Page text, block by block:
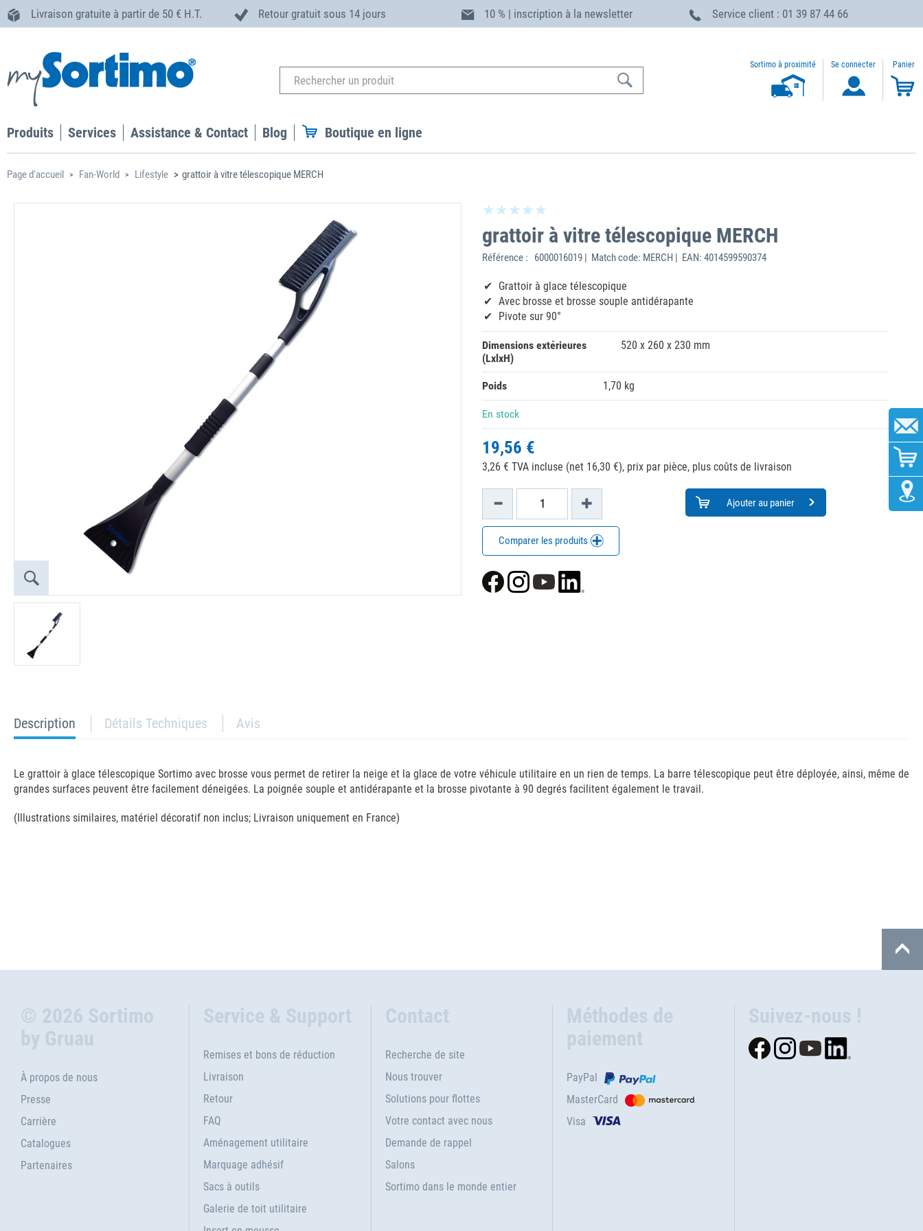
Livraison gratuite à partir de 50 € H.T. Retour gratuit sous 14 jours 10 % | inscription à la newsletter Service client : 01 39 87 44 66
Sortimo à proximité Se connecter Panier
Produits Services Assistance & Contact Blog Boutique en ligne
Page d'accueil Fan-World Lifestyle grattoir à vitre télescopique MERCH
grattoir à vitre télescopique MERCH
Référence : 6000016019 | Match code: MERCH | EAN: 4014599590374
Grattoir à glace télescopique
Avec brosse et brosse souple antidérapante
Pivote sur 90°
Dimensions extérieures
(LxlxH)
520 x 260 x 230 mm
Poids 1,70 kg
En stock
19,56 €
3,26 € TVA incluse (net 16,30 €), prix par pièce, plus coûts de livraison
Ajouter au panier
Comparer les produits
current
tab:
Description Détails Techniques Avis
Le grattoir à glace télescopique Sortimo avec brosse vous permet de retirer la neige et la glace de votre véhicule utilitaire en un rien de temps. La barre télescopique peut être déployée, ainsi, même de
grandes surfaces peuvent être facilement déneigées. La poignée souple et antidérapante et la brosse pivotante à 90 degrés facilitent également le travail.
(Illustrations similaires, matériel décoratif non inclus; Livraison uniquement en France)
© 2026 Sortimo
by Gruau
À propos de nous
Presse
Carrière
Catalogues
Partenaires
Service & Support
Remises et bons de réduction
Livraison
Retour
FAQ
Aménagement utilitaire
Marquage adhésif
Sacs à outils
Galerie de toit utilitaire
Contact
Recherche de site
Nous trouver
Solutions pour flottes
Votre contact avec nous
Demande de rappel
Salons
Sortimo dans le monde entier
Méthodes de
paiement
PayPal
MasterCard
Visa
Suivez-nous !